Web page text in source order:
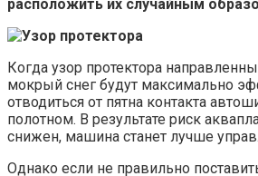
расположить их случайным
Когда узор протектора
мокрый снег будут максимально
отводиться от пятна контакта
полотном. В результате риск
снижен, машина станет лучше
Однако если не правильно